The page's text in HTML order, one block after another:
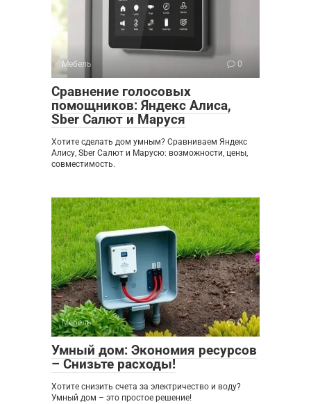
Мебель 0
Сравнение голосовых
помощников: Яндекс Алиса,
Sber Салют и Маруся
Хотите сделать дом умным? Сравниваем Яндекс
Алису, Sber Салют и Марусю: возможности, цены,
совместимость.
Мебель 0
Умный дом: Экономия ресурсов
– Снизьте расходы!
Хотите снизить счета за электричество и воду?
Умный дом – это простое решение!